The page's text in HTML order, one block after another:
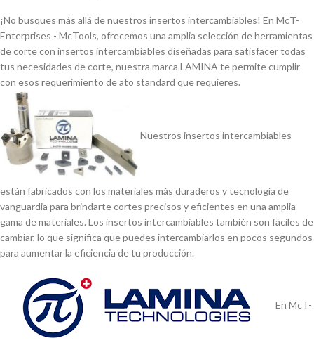
¡No busques más allá de nuestros insertos intercambiables! En McT-
Enterprises - McTools, ofrecemos una amplia selección de herramientas
de corte con insertos intercambiables diseñadas para satisfacer todas
tus necesidades de corte, nuestra marca LAMINA te permite cumplir
con esos requerimiento de ato standard que requieres.
Nuestros insertos intercambiables
están fabricados con los materiales más duraderos y tecnologí­a de
vanguardia para brindarte cortes precisos y eficientes en una amplia
gama de materiales. Los insertos intercambiables también son fáciles de
cambiar, lo que significa que puedes intercambiarlos en pocos segundos
para aumentar la eficiencia de tu producción.
En McT-